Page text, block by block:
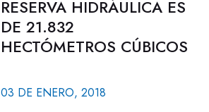
RESERVA HIDRÁULICA ES
DE 21.832
HECTÓMETROS CÚBICOS
03 DE ENERO, 2018